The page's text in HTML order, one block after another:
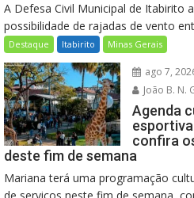
A Defesa Civil Municipal de Itabirito
possibilidade de rajadas de vento
Destaque Itabirito Minas Gerais
ago 7,
João B. N.
Agenda
confira
deste fim de semana
Mariana terá uma programação